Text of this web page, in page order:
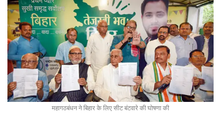
महागठबंधन ने बिहार के लिए सीट बंटवारे की घोषणा की